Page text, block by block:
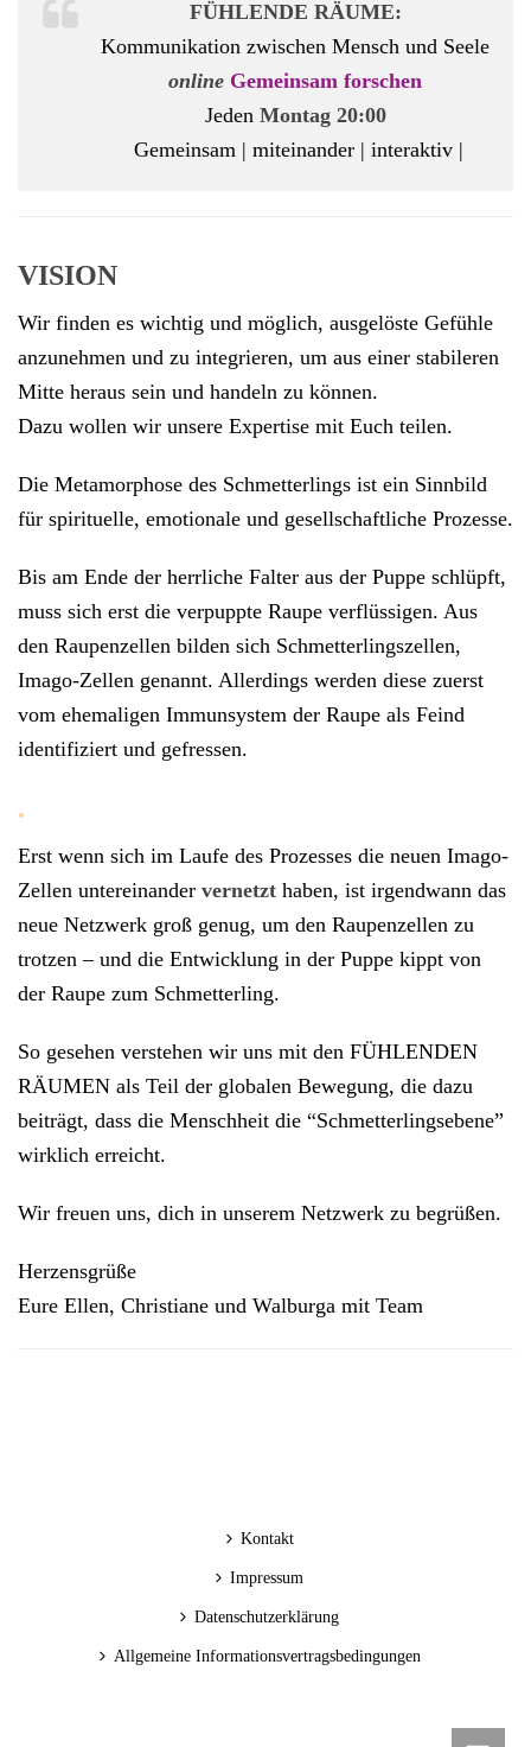
FÜHLENDE RÄUME:
Kommunikation zwischen Mensch und Seele
online Gemeinsam forschen
JedenMontag 20:00
Gemeinsam | miteinander | interaktiv |
VISION
Wir finden es wichtig und möglich, ausgelöste Gefühle
anzunehmen und zu integrieren, um aus einer stabileren
Mitte heraus sein und handeln zu können.
Dazu wollen wir unsere Expertise mit Euch teilen.
Die Metamorphose des Schmetterlings ist ein Sinnbild
für spirituelle, emotionale und gesellschaftliche Prozesse.
Bis am Ende der herrliche Falter aus der Puppe schlüpft,
muss sich erst die verpuppte Raupe verflüssigen. Aus
den Raupenzellen bilden sich Schmetterlingszellen,
Imago-Zellen genannt. Allerdings werden diese zuerst
vom ehemaligen Immunsystem der Raupe als Feind
identifiziert und gefressen.
.
Erst wenn sich im Laufe des Prozesses die neuen Imago-
Zellen untereinander vernetzt haben, ist irgendwann das
neue Netzwerk groß genug, um den Raupenzellen zu
trotzen – und die Entwicklung in der Puppe kippt von
der Raupe zum Schmetterling.
So gesehen verstehen wir uns mit den FÜHLENDEN
RÄUMEN als Teil der globalen Bewegung, die dazu
beiträgt, dass die Menschheit die “Schmetterlingsebene”
wirklich erreicht.
Wir freuen uns, dich in unserem Netzwerk zu begrüßen.
Herzensgrüße
Eure Ellen, Christiane und Walburga mit Team
Kontakt
Impressum
Datenschutzerklärung
Allgemeine Informationsvertragsbedingungen